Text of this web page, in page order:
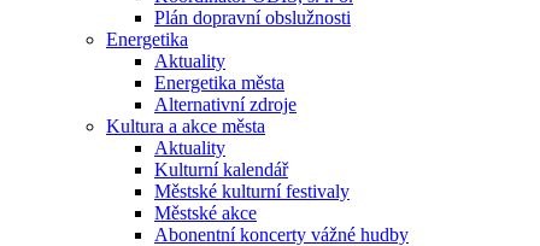
Plán dopravní obslužnosti
Energetika
Aktuality
Energetika města
Alternativní zdroje
Kultura a akce města
Aktuality
Kulturní kalendář
Městské kulturní festivaly
Městské akce
Abonentní koncerty vážné hudby